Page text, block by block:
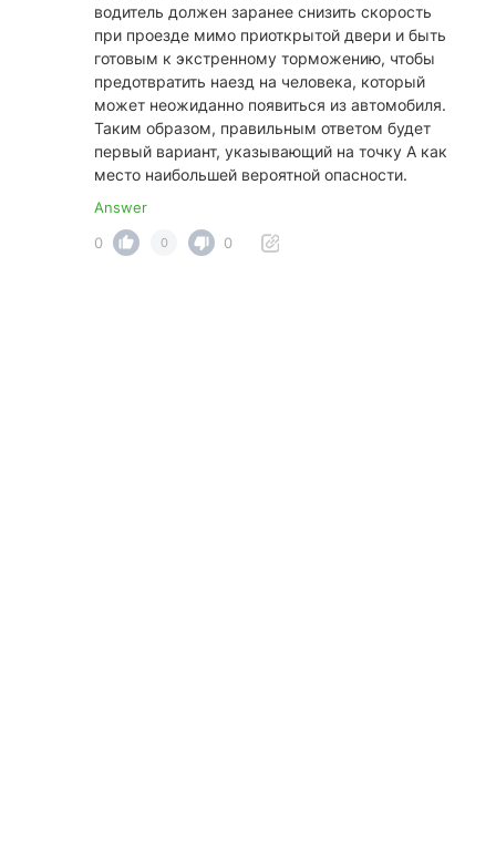
водитель должен заранее снизить скорость
при проезде мимо приоткрытой двери и быть
готовым к экстренному торможению, чтобы
предотвратить наезд на человека, который
может неожиданно появиться из автомобиля.
Таким образом, правильным ответом будет
первый вариант, указывающий на точку А как
место наибольшей вероятной опасности.
Answer
0
0 0